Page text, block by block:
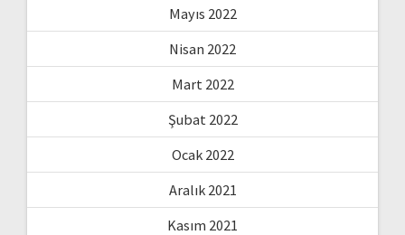
Mayıs 2022
Nisan 2022
Mart 2022
Şubat 2022
Ocak 2022
Aralık 2021
Kasım 2021